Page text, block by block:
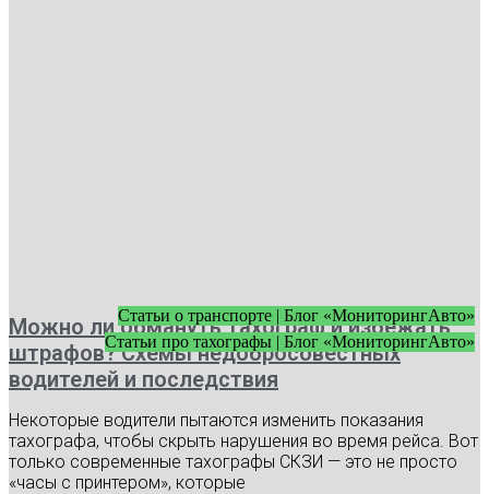
Статьи о транспорте | Блог «МониторингАвто»
Статьи про тахографы | Блог «МониторингАвто»
Можно ли обмануть тахограф и избежать
штрафов? Схемы недобросовестных
водителей и последствия
Некоторые водители пытаются изменить показания
тахографа, чтобы скрыть нарушения во время рейса. Вот
только современные тахографы СКЗИ — это не просто
«часы с принтером», которые